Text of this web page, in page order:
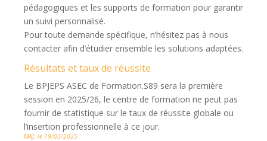
pédagogiques et les supports de formation pour garantir
un suivi personnalisé.
Pour toute demande spécifique, n’hésitez pas à nous
contacter afin d’étudier ensemble les solutions adaptées.
Résultats et taux de réussite
Le BPJEPS ASEC de Formation.S89 sera la première
session en 2025/26, le centre de formation ne peut pas
fournir de statistique sur le taux de réussite globale ou
l’insertion professionnelle à ce jour.
MAJ: le 19/03/2025